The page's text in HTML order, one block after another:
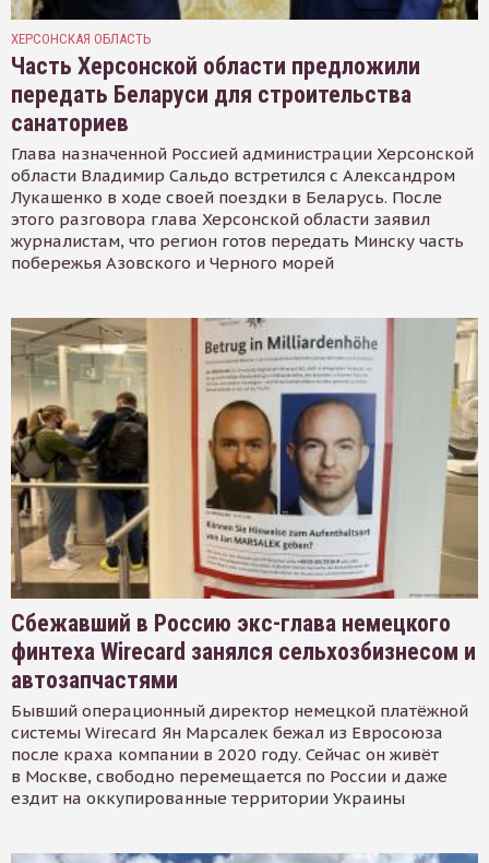
ХЕРСОНСКАЯ ОБЛАСТЬ
Часть Херсонской области предложили
передать Беларуси для строительства
санаториев
Глава назначенной Россией администрации Херсонской
области Владимир Сальдо встретился с Александром
Лукашенко в ходе своей поездки в Беларусь. После
этого разговора глава Херсонской области заявил
журналистам, что регион готов передать Минску часть
побережья Азовского и Черного морей
Сбежавший в Россию экс-глава немецкого
финтеха Wirecard занялся сельхозбизнесом и
автозапчастями
Бывший операционный директор немецкой платёжной
системы Wirecard Ян Марсалек бежал из Евросоюза
после краха компании в 2020 году. Сейчас он живёт
в Москве, свободно перемещается по России и даже
ездит на оккупированные территории Украины